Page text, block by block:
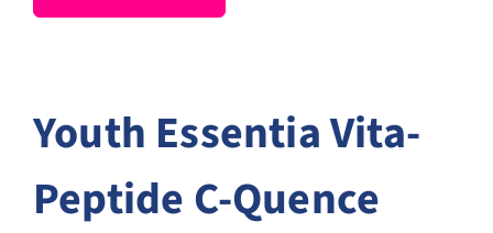
Youth Essentia Vita-
Peptide C-Quence